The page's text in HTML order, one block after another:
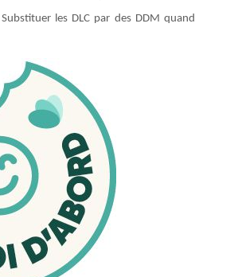
les DLC par des DDM quand